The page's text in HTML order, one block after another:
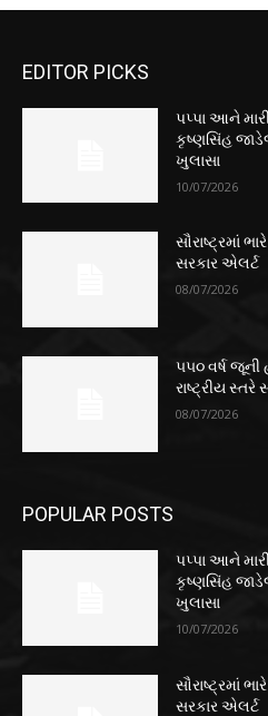
EDITOR PICKS
પપ્પા આને
કૃષ્ણસિંહ
ખુલાસા
10/07/2026
સૌરાષ્ટ્રમાં
સરકાર એલર્ટ
08/07/2026
૫૫૦ વર્ષ જૂની
રાષ્ટ્રીય સ્તરે
08/07/2026
POPULAR POSTS
પપ્પા આને
કૃષ્ણસિંહ
ખુલાસા
10/07/2026
સૌરાષ્ટ્રમાં
સરકાર એલર્ટ